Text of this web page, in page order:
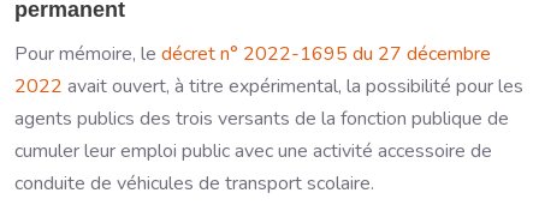
permanent
Pour mémoire, le décret n° 2022-1695 du 27 décembre
2022 avait ouvert, à titre expérimental, la possibilité pour les
agents publics des trois versants de la fonction publique de
cumuler leur emploi public avec une activité accessoire de
conduite de véhicules de transport scolaire.